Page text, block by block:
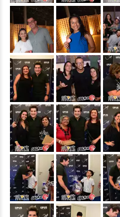
&nbsp; &nbsp;
&nbsp; &nbsp
&nbsp; &nbsp;
&nbsp; &nbsp;
&nbsp; &nbsp;